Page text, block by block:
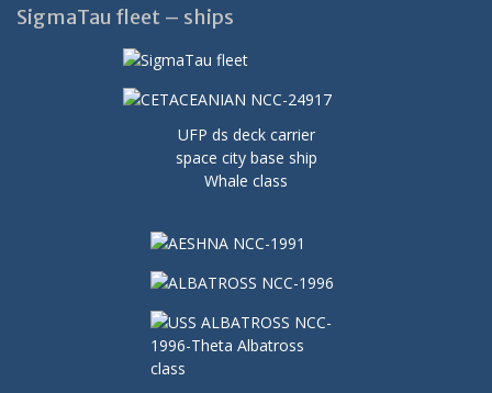
SigmaTau fleet – ships
UFP ds deck carrier
space city base ship
Whale class